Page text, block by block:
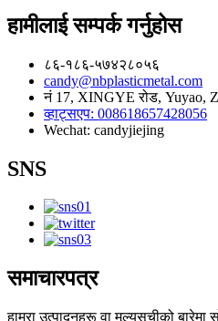
हामीलाई सम्पर्क गर्नुहोस
८६-१८६-५७४२८०५६
candy@nbplasticmetal.com
नं 17, XINGYE रोड, Yuyao,
व्हाट्सएप: 008618657428056
Wechat: candyjiejing
SNS
समाचारपत्र
हाम्रा उत्पादनहरू वा मूल्यसूचीको बारेमा